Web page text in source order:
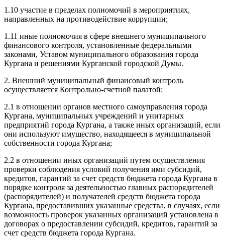
1.10 участие в пределах полномочий в мероприятиях,
направленных на противодействие коррупции;
1.11 иные полномочия в сфере внешнего муниципального
финансового контроля, установленные федеральными
законами, Уставом муниципального образования города
Кургана и решениями Курганской городской Думы.
2. Внешний муниципальный финансовый контроль
осуществляется Контрольно-счетной палатой:
2.1 в отношении органов местного самоуправления города
Кургана, муниципальных учреждений и унитарных
предприятий города Кургана, а также иных организаций, если
они используют имущество, находящееся в муниципальной
собственности города Кургана;
2.2 в отношении иных организаций путем осуществления
проверки соблюдения условий получения ими субсидий,
кредитов, гарантий за счет средств бюджета города Кургана в
порядке контроля за деятельностью главных распорядителей
(распорядителей) и получателей средств бюджета города
Кургана, предоставивших указанные средства, в случаях, если
возможность проверок указанных организаций установлена в
договорах о предоставлении субсидий, кредитов, гарантий за
счет средств бюджета города Кургана.